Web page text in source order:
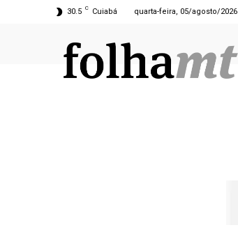
30.5 C Cuiabá quarta-feira, 05/agosto/2026